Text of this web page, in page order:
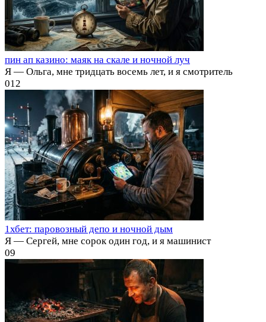
пин ап казино: маяк на скале и ночной луч
Я — Ольга, мне тридцать восемь лет, и я смотритель
012
1хбет: паровозный депо и ночной дым
Я — Сергей, мне сорок один год, и я машинист
09